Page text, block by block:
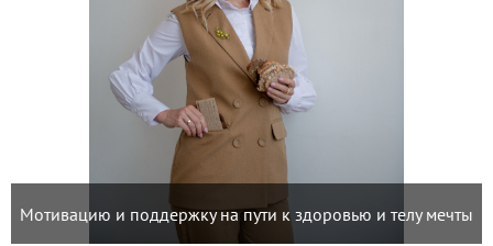
Мотивацию и поддержку на пути к здоровью и телу мечты